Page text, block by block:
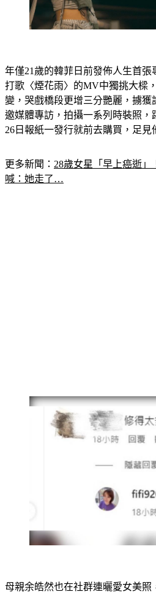
年僅21歲的韓菲日前發佈人生首
打歌〈煙花雨〉的MV中獨挑大樑
變，哭戲橋段更增三分艷麗，擄獲
邀媒體專訪，拍攝一系列時裝照，
26日報紙一發行就前去購買，足見
更多新聞： 28歲女星「早上癌逝
喊：她走了…
母親余皓然也在社群連曬愛女美照